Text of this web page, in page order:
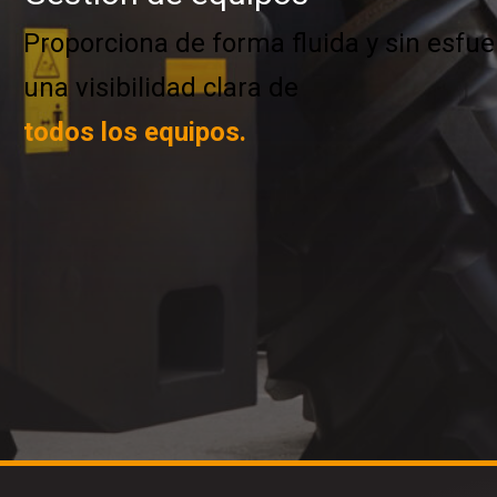
Proporciona de forma fluida y sin
una visibilidad clara de
todos los equipos.